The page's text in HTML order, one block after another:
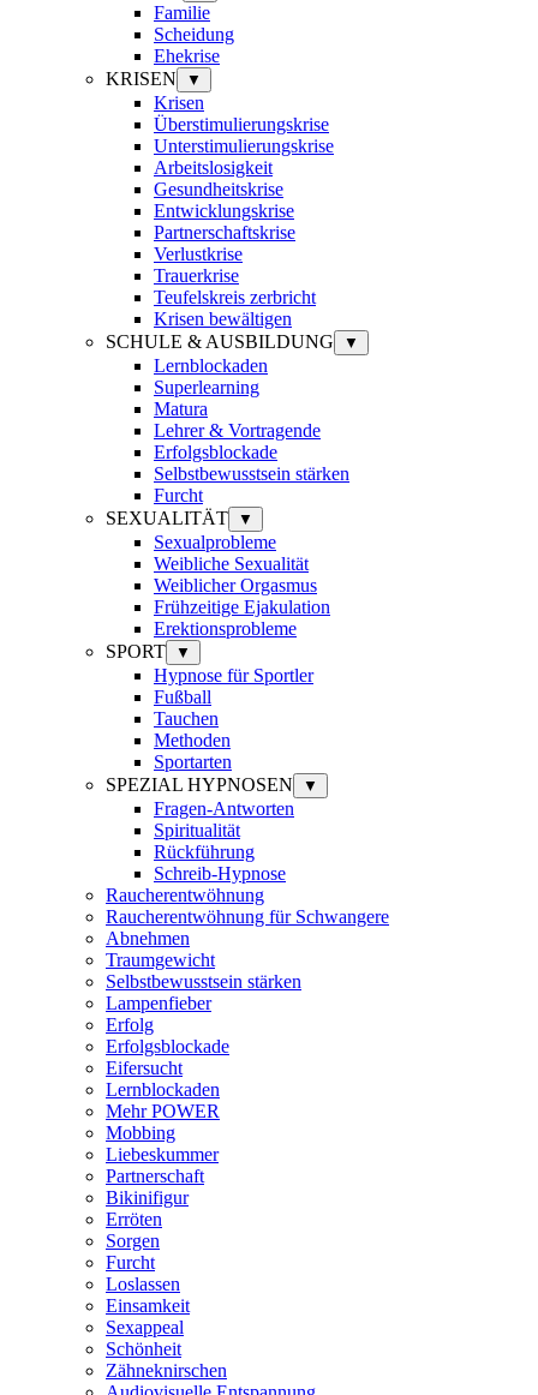
Familie
Scheidung
Ehekrise
KRISEN
▼
Krisen
Überstimulierungskrise
Unterstimulierungskrise
Arbeitslosigkeit
Gesundheitskrise
Entwicklungskrise
Partnerschaftskrise
Verlustkrise
Trauerkrise
Teufelskreis zerbricht
Krisen bewältigen
SCHULE & AUSBILDUNG
▼
Lernblockaden
Superlearning
Matura
Lehrer & Vortragende
Erfolgsblockade
Selbstbewusstsein stärken
Furcht
SEXUALITÄT
▼
Sexualprobleme
Weibliche Sexualität
Weiblicher Orgasmus
Frühzeitige Ejakulation
Erektionsprobleme
SPORT
▼
Hypnose für Sportler
Fußball
Tauchen
Methoden
Sportarten
SPEZIAL HYPNOSEN
▼
Fragen-Antworten
Spiritualität
Rückführung
Schreib-Hypnose
Raucherentwöhnung
Raucherentwöhnung für Schwangere
Abnehmen
Traumgewicht
Selbstbewusstsein stärken
Lampenfieber
Erfolg
Erfolgsblockade
Eifersucht
Lernblockaden
Mehr POWER
Mobbing
Liebeskummer
Partnerschaft
Bikinifigur
Erröten
Sorgen
Furcht
Loslassen
Einsamkeit
Sexappeal
Schönheit
Zähneknirschen